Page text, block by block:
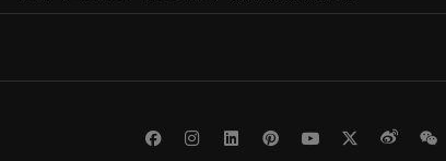
FacebookInstagramLinkedInPinterest
Youtube
TwitterWeibo